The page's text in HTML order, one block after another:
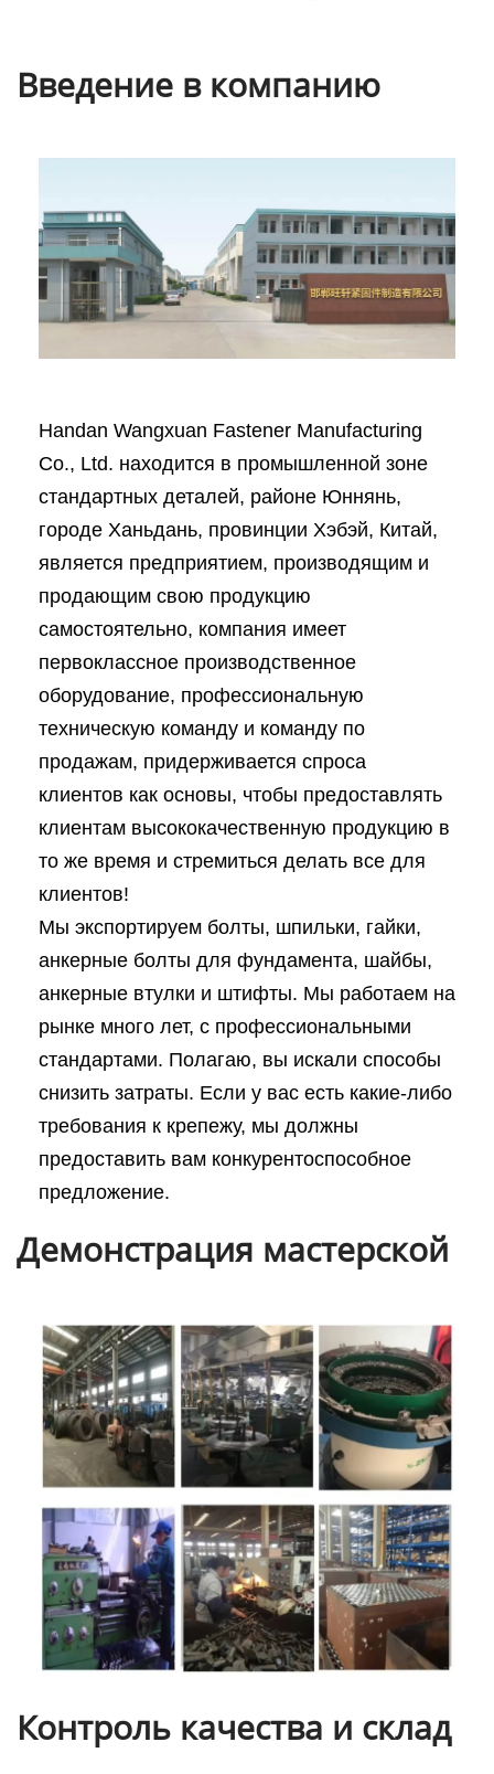
Введение в компанию
Handan Wangxuan Fastener Manufacturing
Co., Ltd. находится в промышленной зоне
стандартных деталей, районе Юннянь,
городе Ханьдань, провинции Хэбэй, Китай,
является предприятием, производящим и
продающим свою продукцию
самостоятельно, компания имеет
первоклассное производственное
оборудование, профессиональную
техническую команду и команду по
продажам, придерживается спроса
клиентов как основы, чтобы предоставлять
клиентам высококачественную продукцию в
то же время и стремиться делать все для
клиентов!
Мы экспортируем болты, шпильки, гайки,
анкерные болты для фундамента, шайбы,
анкерные втулки и штифты. Мы работаем на
рынке много лет, с профессиональными
стандартами. Полагаю, вы искали способы
снизить затраты. Если у вас есть какие-либо
требования к крепежу, мы должны
предоставить вам конкурентоспособное
предложение.
Демонстрация мастерской
Контроль качества и склад